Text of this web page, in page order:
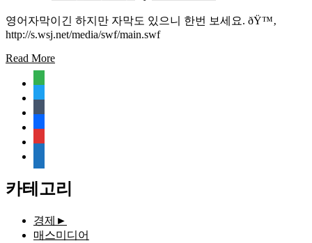
영어자막이긴 하지만 자막도 있으니 한번 보세요. ðŸ™‚
http://s.wsj.net/media/swf/main.swf
Read More
document
카테고리
경제 ►
매스미디어